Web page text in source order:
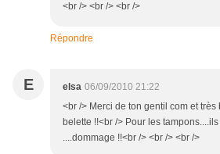
<br /> <br /> <br />
Répondre
E elsa 06/09/2010 21:22
<br /> Merci de ton gentil com et
belette !!<br /> Pour les
....dommage !!<br /> <br /> <br />